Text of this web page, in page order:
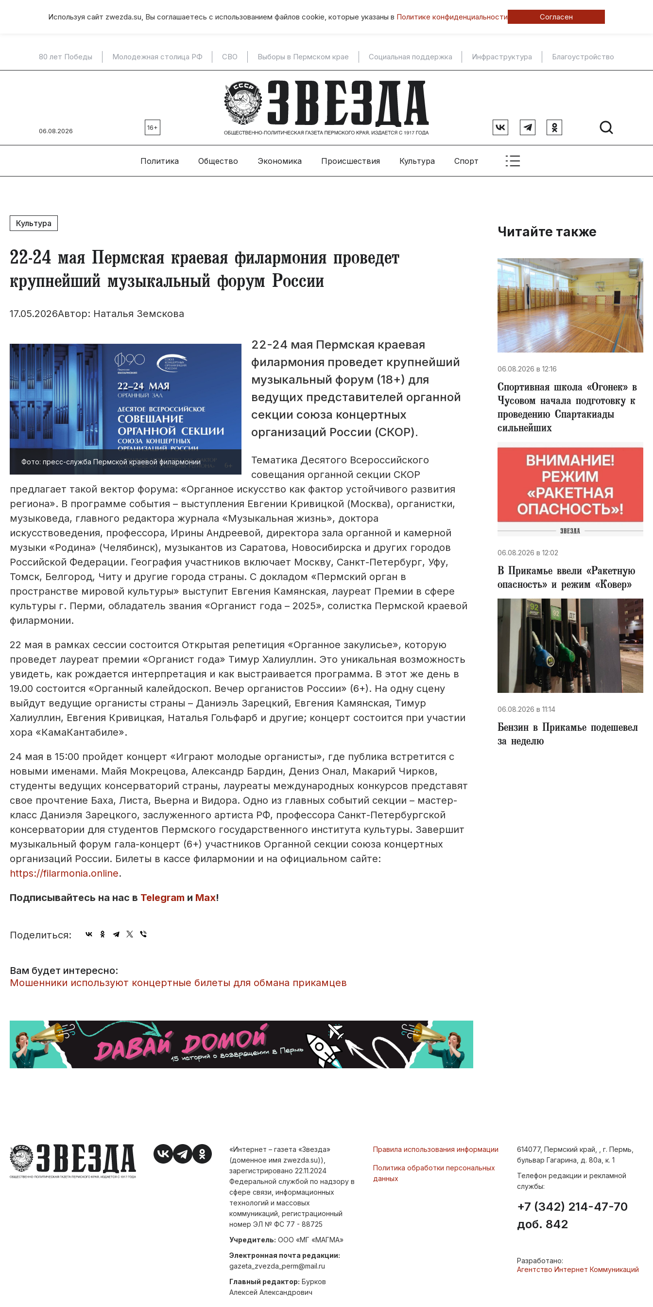
Используя сайт zwezda.su, Вы соглашаетесь с использованием файлов cookie, которые указаны в Политике конфиденциальности Согласен
80 лет Победы Молодежная столица РФ СВО Выборы в Пермском крае Социальная поддержка Инфраструктура Благоустройство
06.08.2026 16+
Политика Общество Экономика Происшествия Культура Спорт
Культура
​22-24 мая Пермская краевая филармония проведет
крупнейший музыкальный форум России
17.05.2026Автор: Наталья Земскова
Фото: пресс-служба Пермской краевой филармонии
22-24 мая Пермская краевая
филармония проведет крупнейший
музыкальный форум (18+) для
ведущих представителей органной
секции союза концертных
организаций России (СКОР).
Тематика Десятого Всероссийского
совещания органной секции СКОР
предлагает такой вектор форума: «Органное искусство как фактор устойчивого развития
региона». В программе события – выступления Евгении Кривицкой (Москва), органистки,
музыковеда, главного редактора журнала «Музыкальная жизнь», доктора
искусствоведения, профессора, Ирины Андреевой, директора зала органной и камерной
музыки «Родина» (Челябинск), музыкантов из Саратова, Новосибирска и других городов
Российской Федерации. География участников включает Москву, Санкт-Петербург, Уфу,
Томск, Белгород, Читу и другие города страны. С докладом «Пермский орган в
пространстве мировой культуры» выступит Евгения Камянская, лауреат Премии в сфере
культуры г. Перми, обладатель звания «Органист года – 2025», солистка Пермской краевой
филармонии.
22 мая в рамках сессии состоится Открытая репетиция «Органное закулисье», которую
проведет лауреат премии «Органист года» Тимур Халиуллин. Это уникальная возможность
увидеть, как рождается интерпретация и как выстраивается программа. В этот же день в
19.00 состоится «Органный калейдоскоп. Вечер органистов России» (6+). На одну сцену
выйдут ведущие органисты страны – Даниэль Зарецкий, Евгения Камянская, Тимур
Халиуллин, Евгения Кривицкая, Наталья Гольфарб и другие; концерт состоится при участии
хора «КамаКантабиле».
24 мая в 15:00 пройдет концерт «Играют молодые органисты», где публика встретится с
новыми именами. Майя Мокрецова, Александр Бардин, Дениз Онал, Макарий Чирков,
студенты ведущих консерваторий страны, лауреаты международных конкурсов представят
свое прочтение Баха, Листа, Вьерна и Видора. Одно из главных событий секции – мастер-
класс Даниэля Зарецкого, заслуженного артиста РФ, профессора Санкт-Петербургской
консерватории для студентов Пермского государственного института культуры. Завершит
музыкальный форум гала-концерт (6+) участников Органной секции союза концертных
организаций России. Билеты в кассе филармонии и на официальном сайте:
https://filarmonia.online.
Подписывайтесь на нас в Telegram и Max!
Поделиться:
Вам будет интересно:
Мошенники используют концертные билеты для обмана прикамцев
Читайте также
06.08.2026 в 12:16
Спортивная школа «Огонек» в
Чусовом начала подготовку к
проведению Спартакиады
сильнейших
06.08.2026 в 12:02
В Прикамье ввели «Ракетную
опасность» и режим «Ковер»
06.08.2026 в 11:14
Бензин в Прикамье подешевел
за неделю
«Интернет – газета «Звезда»
(доменное имя zwezda.su)),
зарегистрировано 22.11.2024
Федеральной службой по надзору в
сфере связи, информационных
технологий и массовых
коммуникаций, регистрационный
номер ЭЛ № ФС 77 - 88725
Учредитель: ООО «МГ «МАГМА»
Электронная почта редакции:
gazeta_zvezda_perm@mail.ru
Главный редактор: Бурков
Алексей Александрович
Правила использования информации
Политика обработки персональных
данных
614077, Пермский край, , г. Пермь,
бульвар Гагарина, д. 80а, к. 1
Телефон редакции и рекламной
службы:
+7 (342) 214-47-70
доб. 842
Разработано:
Агентство Интернет Коммуникаций